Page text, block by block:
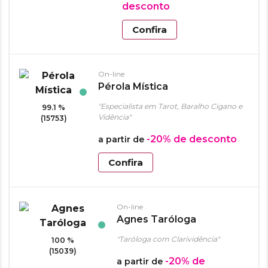
desconto
Confira
99.1 %
(15753)
On-line
Pérola Mística
"Especialista em Tarot, Baralho Cigano e
Vidência"
a partir de -20% de desconto
Confira
100 %
(15039)
On-line
Agnes Taróloga
"Taróloga com Clarividência"
a partir de -20% de